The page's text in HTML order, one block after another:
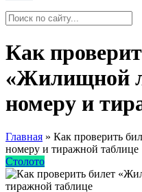
Как
«Жилищной
номеру и
Главная » Как проверить
номеру и тиражной таблице
Столото